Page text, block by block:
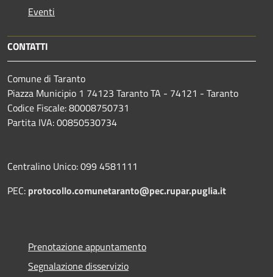
Eventi
CONTATTI
Comune di Taranto
Piazza Municipio 1 74123 Taranto TA - 74121 - Taranto
Codice Fiscale: 80008750731
Partita IVA: 00850530734
Centralino Unico: 099 4581111
PEC: protocollo.comunetaranto@pec.rupar.puglia.it
Prenotazione appuntamento
Segnalazione disservizio